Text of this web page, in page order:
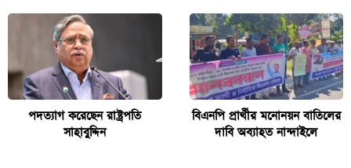
পদত্যাগ করেছেন রাষ্ট্রপতি
সাহাবুদ্দিন
বিএনপি প্রার্থীর মনোনয়ন বাতিলের
দাবি অব্যাহত নান্দাইলে